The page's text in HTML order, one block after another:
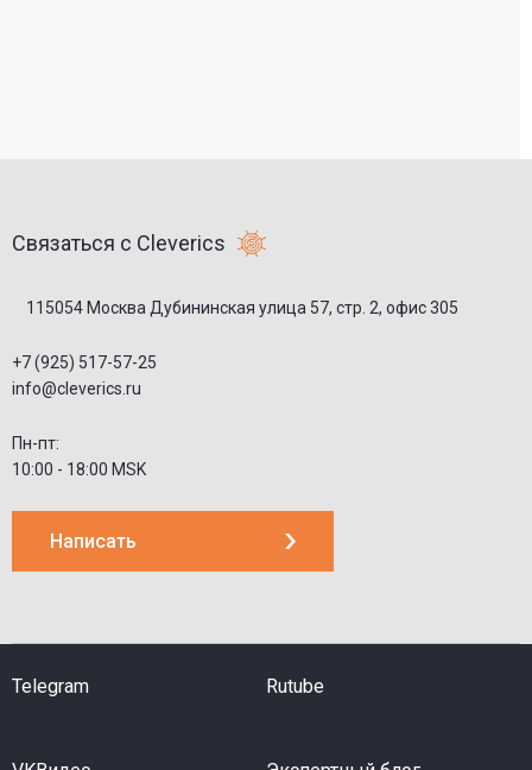
Связаться с Cleverics
115054 Москва Дубининская улица 57, стр. 2, офис 305
+7 (925) 517-57-25
info@cleverics.ru
Пн-пт:
10:00 - 18:00 MSK
Написать
Telegram Rutube